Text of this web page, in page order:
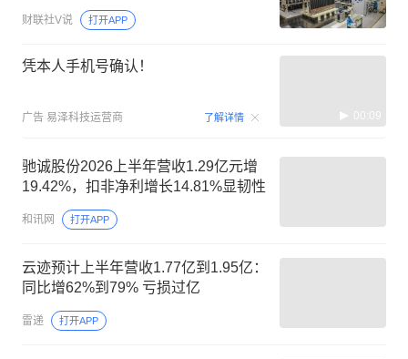
财联社V说 打开APP
凭本人手机号确认！
广告 易泽科技运营商 了解详情 00:09
驰诚股份2026上半年营收1.29亿元增
19.42%，扣非净利增长14.81%显韧性
和讯网 打开APP
云迹预计上半年营收1.77亿到1.95亿：
同比增62%到79% 亏损过亿
雷递 打开APP